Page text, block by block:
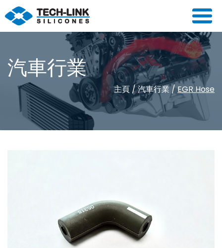
汽車行業
主頁 /汽車行業/EGR Hose